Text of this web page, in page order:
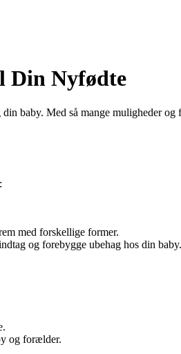
Din Nyfødte
baby. Med så mange muligheder
med forskellige former.
og forebygge ubehag hos din baby.
og forælder.